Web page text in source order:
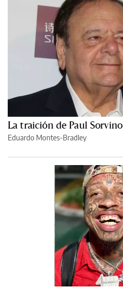
La traición de Paul Sorvino
Eduardo Montes-Bradley